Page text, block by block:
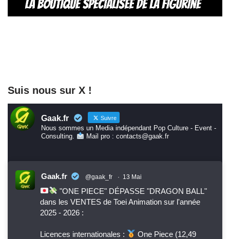
Suis nous sur X !
Gaak.fr Suivre
Nous sommes un Media indépendant Pop Culture - Event -
Consulting.
Mail pro : contacts@gaak.fr
Gaak.fr @gaak_fr · 13 Mai
"ONE PIECE" DÉPASSE "DRAGON BALL"
dans les VENTES de Toei Animation sur l'année
2025 - 2026 :
Licences internationales :
One Piece (12,49